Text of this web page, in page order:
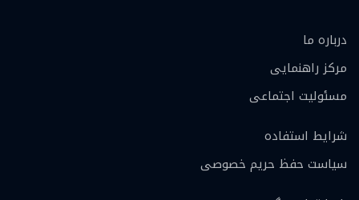
درباره ما
مرکز راهنمایی
مسئولیت اجتماعی
شرایط استفاده
سیاست حفظ حریم خصوصی